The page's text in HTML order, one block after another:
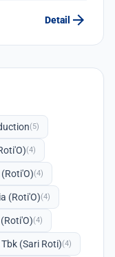
Detail arrow_forward
(5)
(4)
(4)
(Roti'O)(4)
(4)
(Sari Roti)(4)